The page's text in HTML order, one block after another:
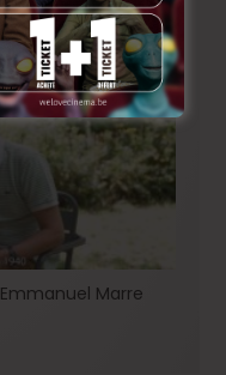
Marre